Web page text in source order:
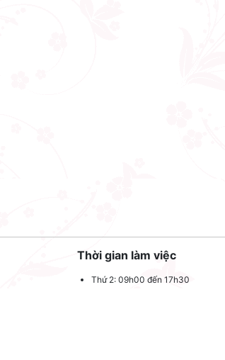
Thời gian làm việc
Thứ 2: 09h00 đến 17h30